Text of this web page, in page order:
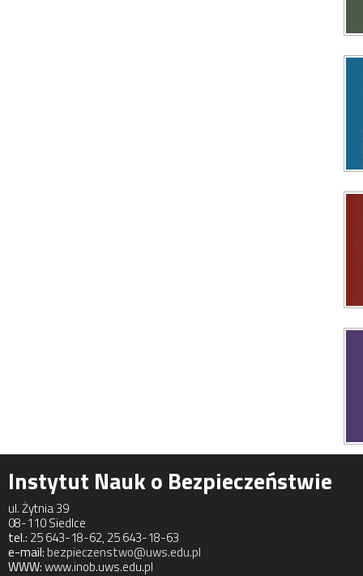
Instytut Nauk o Bezpieczeństwie
ul. Żytnia 39
08-110 Siedlce
tel.: 25 643-18-62, 25 643-18-63
e-mail:bezpieczenstwo@uws.edu.pl
WWW:www.inob.uws.edu.pl